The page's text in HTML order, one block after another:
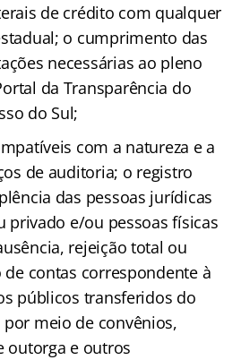
de crédito com qualquer
o cumprimento das
necessárias ao pleno
da Transparência do
do Sul;
com a natureza e a
de auditoria; o registro
das pessoas jurídicas
privado e/ou pessoas físicas
rejeição total ou
contas correspondente à
públicos transferidos do
meio de convênios,
outorga e outros